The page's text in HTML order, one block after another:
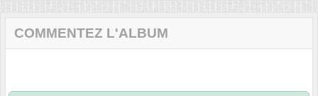
COMMENTEZ L'ALBUM